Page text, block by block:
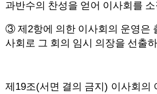
과반수의 찬성을 얻어 이사회를
③ 제2항에 의한 이사회의 운영은
사회로 그 회의 임시 의장을 선출
제 19조(서면 결의 금지) 이사회의